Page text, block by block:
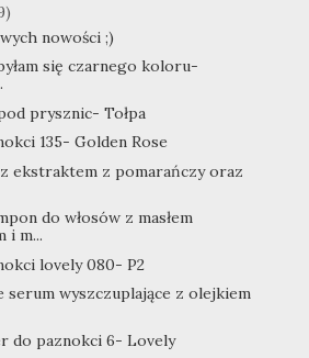
nowości ;)
się czarnego koloru-
prysznic- Tołpa
135- Golden Rose
z ekstraktem z pomarańczy oraz
do włosów z masłem
i m...
lovely 080- P2
serum wyszczuplające z olejkiem
do paznokci 6- Lovely